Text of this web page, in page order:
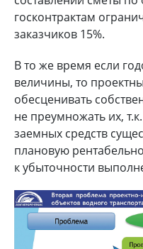
госконтрактам
заказчиков 15%.
В то же время если
величины, то
обесценивать
не преумножать их,
заемных средств
плановую
к убыточности